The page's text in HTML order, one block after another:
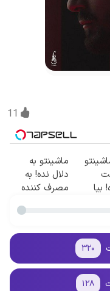
11
بیا
ماشینتو به
دلال نده! به
مصرف کننده
پاسخ به یک
۳۲۰
۱۲۸